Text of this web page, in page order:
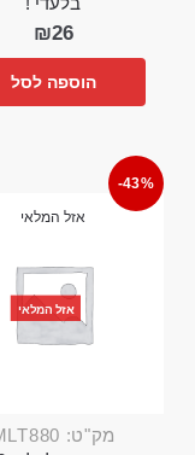
₪26
הוספה לסל
-43%
אזל המלאי
אזל המלאי
מק"ט: MLT880